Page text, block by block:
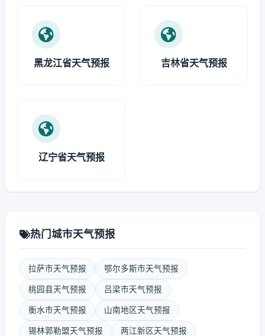
黑龙江省天气预报 吉林省天气预报
辽宁省天气预报
热门城市天气预报
拉萨市天气预报 鄂尔多斯市天气预报
桃园县天气预报 吕梁市天气预报
衡水市天气预报 山南地区天气预报
锡林郭勒盟天气预报 两江新区天气预报